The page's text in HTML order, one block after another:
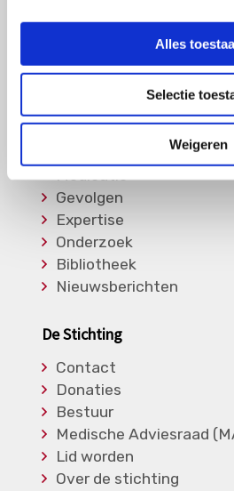
Alles
Selectie
Weigeren
RCA
Overige Vasculitiden
Informatie
Soorten Vasculitis
Medicatie
Gevolgen
Expertise
Onderzoek
Bibliotheek
Nieuwsberichten
De Stichting
Contact
Donaties
Bestuur
Medische Adviesraad
Lid worden
Over de stichting